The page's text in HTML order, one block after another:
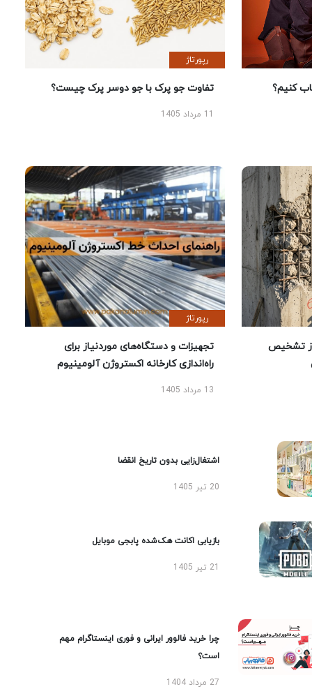
کنیم؟
رپورتاژ
تفاوت جو پرک با جو دوسر پرک چیست؟
تشخیص
رپورتاژ
تجهیزات و دستگاه‌های موردنیاز برای
راه‌اندازی کارخانه اکستروژن آلومینیوم
13 مرداد 1405
اشتغال‌زایی بدون تاریخ انقضا
20 تیر 1405
بازیابی اکانت هک‌شده پابجی موبایل
چرا خرید فالوور ایرانی و فوری اینستاگرام مهم
است؟
27 مرداد 1404